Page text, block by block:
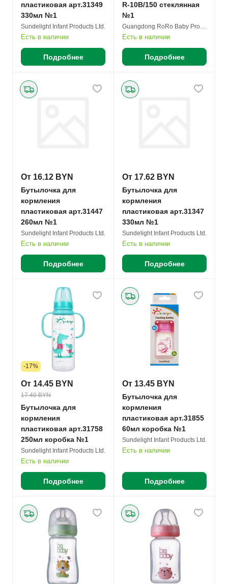
пластиковая арт.31349
330мл №1
Sundelight Infant Products Ltd.
Есть в наличии
Подробнее
R-10B/150 стеклянная
№1
Guangdong RoRo Baby Products Co. Ltd.
Есть в наличии
Подробнее
От 16.12 BYN
Бутылочка для
кормления
пластиковая арт.31447
260мл №1
Sundelight Infant Products Ltd.
Есть в наличии
Подробнее
От 17.62 BYN
Бутылочка для
кормления
пластиковая арт.31347
330мл №1
Sundelight Infant Products Ltd.
Есть в наличии
Подробнее
-17%
От 14.45 BYN
17.40 BYN
Бутылочка для
кормления
пластиковая арт.31758
250мл коробка №1
Sundelight Infant Products Ltd.
Есть в наличии
Подробнее
От 13.45 BYN
Бутылочка для
кормления
пластиковая арт.31855
60мл коробка №1
Sundelight Infant Products Ltd.
Есть в наличии
Подробнее